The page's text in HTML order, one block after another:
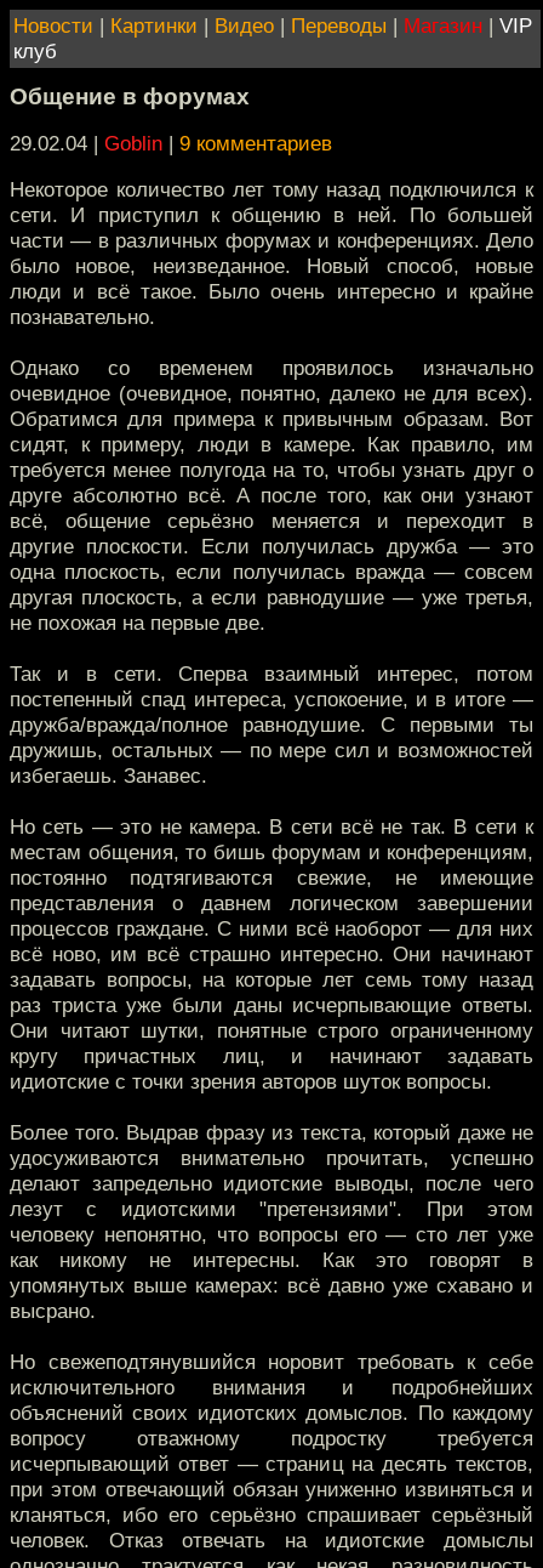
Новости | Картинки | Видео | Переводы | Магазин | VIP
клуб
Общение в форумах
29.02.04 | Goblin | 9 комментариев
Некоторое количество лет тому назад подключился к
сети. И приступил к общению в ней. По большей
части — в различных форумах и конференциях. Дело
было новое, неизведанное. Новый способ, новые
люди и всё такое. Было очень интересно и крайне
познавательно.
Однако со временем проявилось изначально
очевидное (очевидное, понятно, далеко не для всех).
Обратимся для примера к привычным образам. Вот
сидят, к примеру, люди в камере. Как правило, им
требуется менее полугода на то, чтобы узнать друг о
друге абсолютно всё. А после того, как они узнают
всё, общение серьёзно меняется и переходит в
другие плоскости. Если получилась дружба — это
одна плоскость, если получилась вражда — совсем
другая плоскость, а если равнодушие — уже третья,
не похожая на первые две.
Так и в сети. Сперва взаимный интерес, потом
постепенный спад интереса, успокоение, и в итоге —
дружба/вражда/полное равнодушие. С первыми ты
дружишь, остальных — по мере сил и возможностей
избегаешь. Занавес.
Но сеть — это не камера. В сети всё не так. В сети к
местам общения, то бишь форумам и конференциям,
постоянно подтягиваются свежие, не имеющие
представления о давнем логическом завершении
процессов граждане. С ними всё наоборот — для них
всё ново, им всё страшно интересно. Они начинают
задавать вопросы, на которые лет семь тому назад
раз триста уже были даны исчерпывающие ответы.
Они читают шутки, понятные строго ограниченному
кругу причастных лиц, и начинают задавать
идиотские с точки зрения авторов шуток вопросы.
Более того. Выдрав фразу из текста, который даже не
удосуживаются внимательно прочитать, успешно
делают запредельно идиотские выводы, после чего
лезут с идиотскими "претензиями". При этом
человеку непонятно, что вопросы его — сто лет уже
как никому не интересны. Как это говорят в
упомянутых выше камерах: всё давно уже схавано и
высрано.
Но свежеподтянувшийся норовит требовать к себе
исключительного внимания и подробнейших
объяснений своих идиотских домыслов. По каждому
вопросу отважному подростку требуется
исчерпывающий ответ — страниц на десять текстов,
при этом отвечающий обязан униженно извиняться и
кланяться, ибо его серьёзно спрашивает серьёзный
человек. Отказ отвечать на идиотские домыслы